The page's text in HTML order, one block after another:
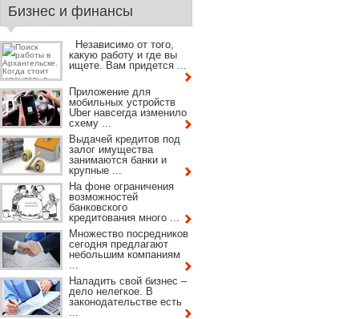
Бизнес и финансы
Независимо от того,
какую работу и где вы
ищете. Вам придется ...
Приложение для
мобильных устройств
Uber навсегда изменило
схему ...
Выдачей кредитов под
залог имущества
занимаются банки и
крупные ...
На фоне ограничения
возможностей
банковского
кредитования много ...
Множество посредников
сегодня предлагают
небольшим компаниям
...
Наладить свой бизнес –
дело нелегкое. В
законодательстве есть
...